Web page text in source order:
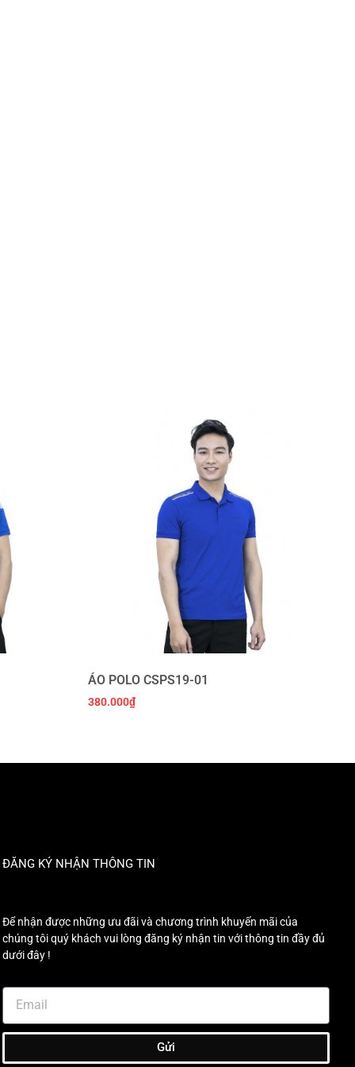
ÁO POLO CSPS19-01
380.000₫
ĐĂNG KÝ NHẬN THÔNG TIN
Để nhận được những ưu đãi và chương trình khuyến mãi của
chúng tôi quý khách vui lòng đăng ký nhận tin với thông tin đầy đủ
dưới đây !
Gửi